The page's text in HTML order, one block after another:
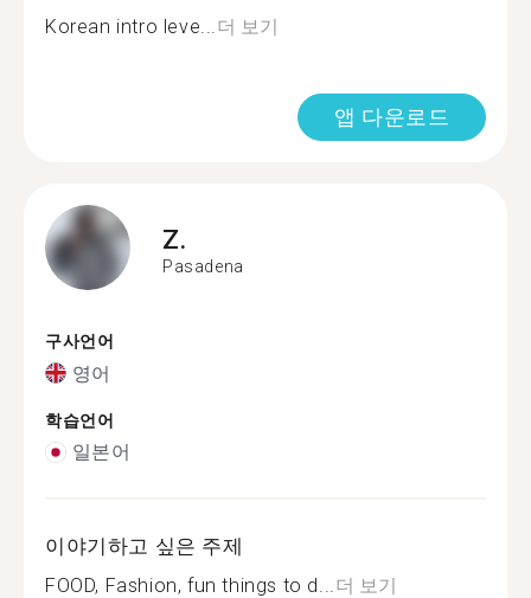
Korean intro leve...더 보기
앱 다운로드
Z.
Pasadena
구사언어
영어
학습언어
일본어
이야기하고 싶은 주제
FOOD, Fashion, fun things to d...더 보기